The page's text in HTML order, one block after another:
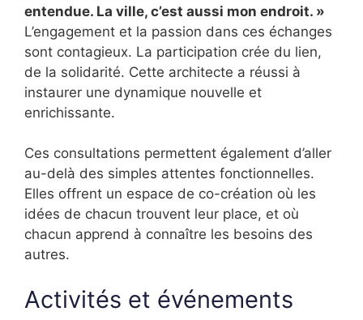
entendue. La ville, c’est aussi mon endroit. »
L’engagement et la passion dans ces échanges
sont contagieux. La participation crée du lien,
de la solidarité. Cette architecte a réussi à
instaurer une dynamique nouvelle et
enrichissante.
Ces consultations permettent également d’aller
au-delà des simples attentes fonctionnelles.
Elles offrent un espace de co-création où les
idées de chacun trouvent leur place, et où
chacun apprend à connaître les besoins des
autres.
Activités et événements